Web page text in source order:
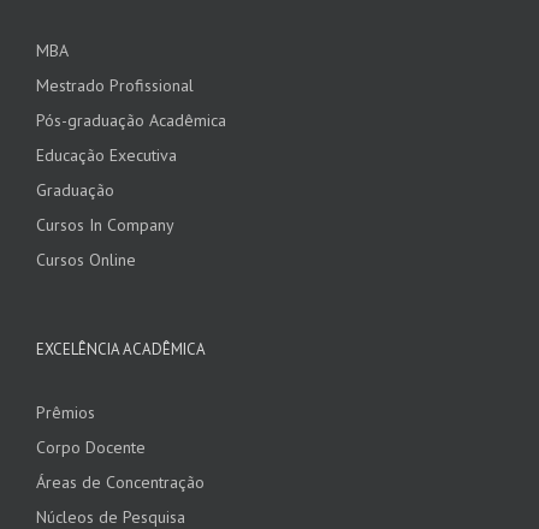
MBA
Mestrado Profissional
Pós-graduação Acadêmica
Educação Executiva
Graduação
Cursos In Company
Cursos Online
EXCELÊNCIA ACADÊMICA
Prêmios
Corpo Docente
Áreas de Concentração
Núcleos de Pesquisa